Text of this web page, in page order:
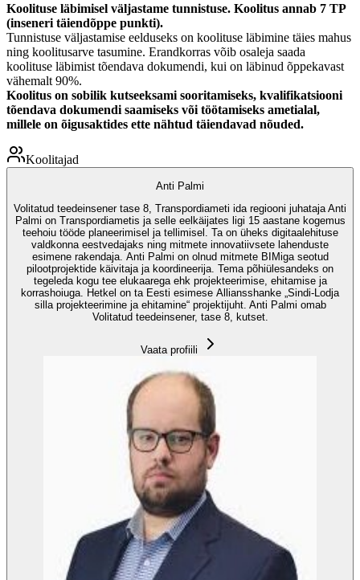
Koolituse läbimisel väljastame tunnistuse. Koolitus annab 7 TP
(inseneri täiendõppe punkti).
Tunnistuse väljastamise eelduseks on koolituse läbimine täies mahus
ning koolitusarve tasumine. Erandkorras võib osaleja saada
koolituse läbimist tõendava dokumendi, kui on läbinud õppekavast
vähemalt 90%.
Koolitus on sobilik kutseeksami sooritamiseks, kvalifikatsiooni
tõendava dokumendi saamiseks või töötamiseks ametialal,
millele on õigusaktides ette nähtud täiendavad nõuded.
Koolitajad
Anti Palmi
Volitatud teedeinsener tase 8, Transpordiameti ida regiooni juhataja Anti
Palmi on Transpordiametis ja selle eelkäijates ligi 15 aastane kogemus
teehoiu tööde planeerimisel ja tellimisel. Ta on üheks digitaalehituse
valdkonna eestvedajaks ning mitmete innovatiivsete lahenduste
esimene rakendaja. Anti Palmi on olnud mitmete BIMiga seotud
pilootprojektide käivitaja ja koordineerija. Tema põhiülesandeks on
tegeleda kogu tee elukaarega ehk projekteerimise, ehitamise ja
korrashoiuga. Hetkel on ta Eesti esimese Alliansshanke „Sindi-Lodja
silla projekteerimine ja ehitamine“ projektijuht. Anti Palmi omab
Volitatud teedeinsener, tase 8, kutset.
Vaata profiili